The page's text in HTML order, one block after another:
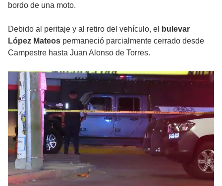
bordo de una moto.
Debido al peritaje y al retiro del vehículo, el
bulevar
López Mateos permaneció parcialmente cerrado desde
Campestre hasta Juan Alonso de Torres.